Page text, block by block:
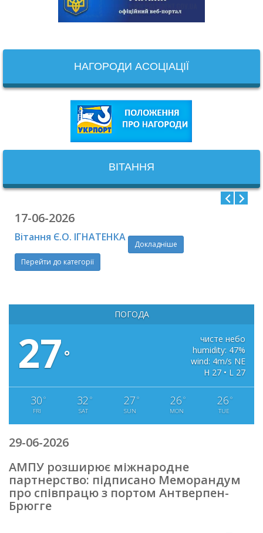
НАГОРОДИ АСОЦІАЦІЇ
ВІТАННЯ
17-06-2026
Вітання Є.О. ІГНАТЕНКА
Докладніше
Перейти до категорії
ПОГОДА
27°
чисте небо
humidity: 47%
wind: 4m/s NE
H 27 • L 27
30 °
FRI
32 °
SAT
27 °
SUN
26 °
MON
26 °
TUE
29-06-2026
АМПУ розширює міжнародне
партнерство: підписано Меморандум
про співпрацю з портом Антверпен-
Брюгге